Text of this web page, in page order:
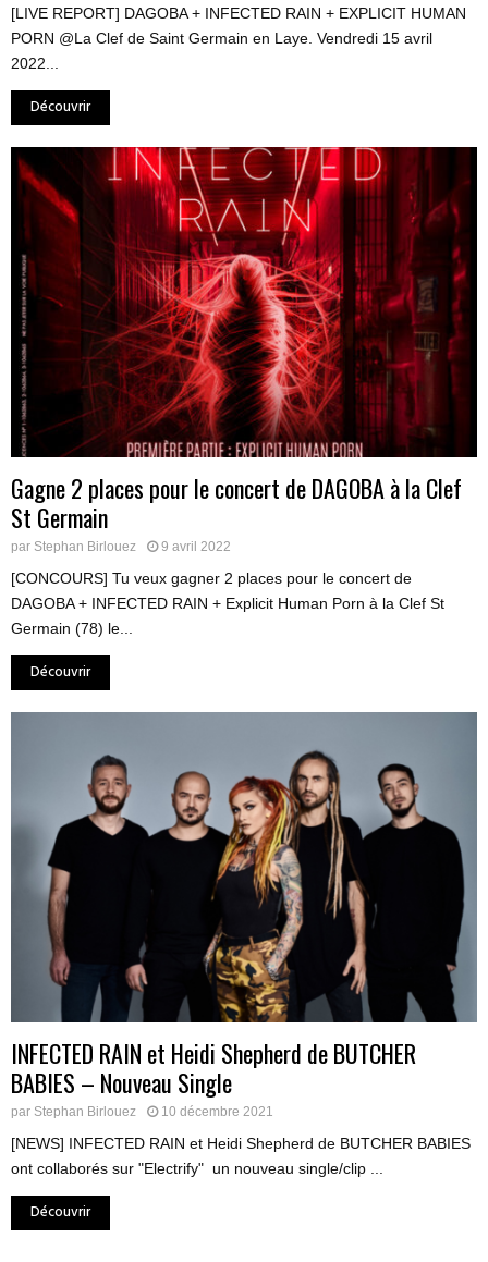
[LIVE REPORT] DAGOBA + INFECTED RAIN + EXPLICIT HUMAN
PORN @La Clef de Saint Germain en Laye. Vendredi 15 avril
2022...
Découvrir
Gagne 2 places pour le concert de DAGOBA à la Clef
St Germain
par Stephan Birlouez 9 avril 2022
[CONCOURS] Tu veux gagner 2 places pour le concert de
DAGOBA + INFECTED RAIN + Explicit Human Porn à la Clef St
Germain (78) le...
Découvrir
INFECTED RAIN et Heidi Shepherd de BUTCHER
BABIES – Nouveau Single
par Stephan Birlouez 10 décembre 2021
[NEWS] INFECTED RAIN et Heidi Shepherd de BUTCHER BABIES
ont collaborés sur "Electrify" un nouveau single/clip ...
Découvrir